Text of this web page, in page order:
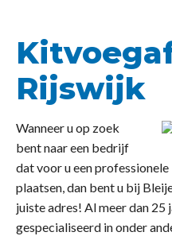
Rijswijk
Wanneer u op zoek
bent naar een bedrijf
dat voor u een
plaatsen, dan bent u bij
juiste adres! Al meer dan
gespecialiseerd in onder